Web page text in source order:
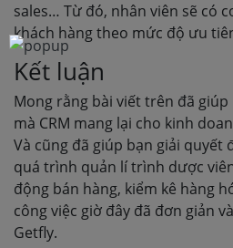
sales… Từ đó, nhân viên sẽ có
khách hàng theo mức độ ưu
Kết luận
Mong rằng bài viết trên đã
mà CRM mang lại cho kinh
Và cũng đã giúp bạn giải
quá trình quản lí trình dược
động bán hàng, kiểm kê hàng
công việc giờ đây đã đơn giản
Getfly.